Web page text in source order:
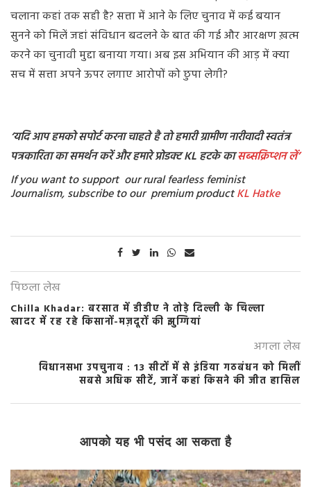
चलाना कहां तक सही है? सत्ता में आने के लिए चुनाव में कई बयान
सुनने को मिलें जहां संविधान बदलने के बात की गई और आरक्षण ख़त्म
करने का चुनावी मुद्दा बनाया गया। अब इस अभियान की आड़ में क्या
सच में सत्ता अपने ऊपर लगाए आरोपों को छुपा लेगी?
‘यदि आप हमको सपोर्ट करना चाहते है तो हमारी ग्रामीण नारीवादी स्वतंत्र
पत्रकारिता का समर्थन करें और हमारे प्रोडक्ट KL हटके कासब्सक्रिप्शनलें’
If you want to support our rural fearless feminist
Journalism, subscribe to our premium productKL Hatke
पिछला लेख
Chilla Khadar: बरसात में डीडीए ने तोड़े दिल्ली के चिल्ला
खादर में रह रहे किसानों-मज़दूरों की झुग्गियां
अगला लेख
विधानसभा उपचुनाव : 13 सीटों में से इंडिया गठबंधन को मिलीं
सबसे अधिक सीटें, जानें कहां किसने की जीत हासिल
आपको यह भी पसंद आ सकता है